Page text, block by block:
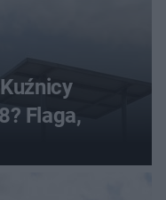
Flaga,